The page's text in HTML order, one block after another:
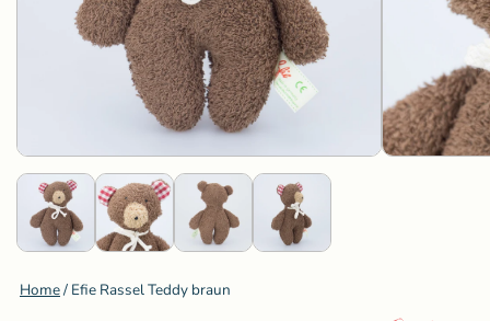
Home/ Efie Rassel Teddy braun